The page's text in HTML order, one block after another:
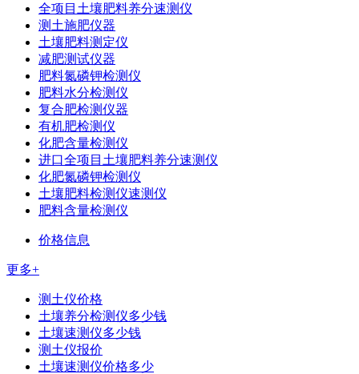
全项目土壤肥料养分速测仪
测土施肥仪器
土壤肥料测定仪
减肥测试仪器
肥料氮磷钾检测仪
肥料水分检测仪
复合肥检测仪器
有机肥检测仪
化肥含量检测仪
进口全项目土壤肥料养分速测仪
化肥氮磷钾检测仪
土壤肥料检测仪速测仪
肥料含量检测仪
价格信息
更多+
测土仪价格
土壤养分检测仪多少钱
土壤速测仪多少钱
测土仪报价
土壤速测仪价格多少